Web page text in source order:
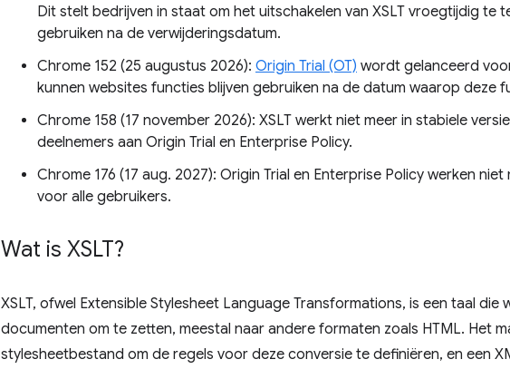
Dit stelt bedrijven in staat om het uitschakelen van XSLT vroegtijdig te
gebruiken na de verwijderingsdatum.
Chrome 152 (25 augustus 2026): Origin Trial (OT) wordt gelanceerd
kunnen websites functies blijven gebruiken na de datum waarop deze
Chrome 158 (17 november 2026): XSLT werkt niet meer in stabiele
deelnemers aan Origin Trial en Enterprise Policy.
Chrome 176 (17 aug. 2027): Origin Trial en Enterprise Policy werken niet
voor alle gebruikers.
Wat is XSLT?
XSLT, ofwel Extensible Stylesheet Language Transformations, is een taal
documenten om te zetten, meestal naar andere formaten zoals HTML. Het
stylesheetbestand om de regels voor deze conversie te definiëren, en een